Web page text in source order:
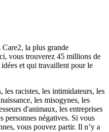
la plus grande
vous trouverez 45 millions de
et qui travaillent pour le
les racistes, les intimidateurs, les
les misogynes, les
d'animaux, les entreprises
personnes négatives. Si vous
vous pouvez partir. Il n’y a